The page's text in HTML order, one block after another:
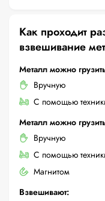
Как проходит
взвешивание
Металл можно
Вручную
С помощью
Металл можно
Вручную
С помощью
Магнитом
Взвешивают: